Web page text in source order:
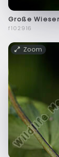
Große
f102916
Zoom